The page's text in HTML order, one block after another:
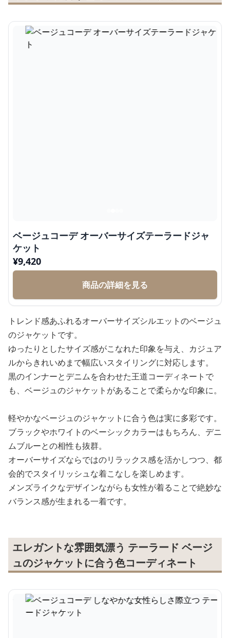
ベージュコーデ オーバーサイズテーラードジャ
ケット
¥9,420
商品の詳細を見る
トレンド感あふれるオーバーサイズシルエットのベージュ
のジャケットです。
ゆったりとしたサイズ感がこなれた印象を与え、カジュア
ルからきれいめまで幅広いスタイリングに対応します。
黒のインナーとデニムを合わせた王道コーディネートで
も、ベージュのジャケットがあることで柔らかな印象に。
軽やかなベージュのジャケットに合う色は実に多彩です。
ブラックやホワイトのベーシックカラーはもちろん、デニ
ムブルーとの相性も抜群。
オーバーサイズならではのリラックス感を活かしつつ、都
会的でスタイリッシュな着こなしを楽しめます。
メンズライクなデザインながらも女性が着ることで絶妙な
バランス感が生まれる一着です。
エレガントな雰囲気漂う テーラード ベージ
ュのジャケットに合う色コーディネート